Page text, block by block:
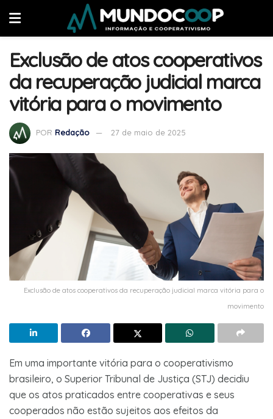
Exclusão de atos cooperativos
da recuperação judicial marca
vitória para o movimento
POR Redação 27 de maio de 2025
Exclusão de atos cooperativos da recuperação judicial marca vitória para o
movimento
Em uma importante vitória para o cooperativismo
brasileiro, o Superior Tribunal de Justiça (STJ) decidiu
que os atos praticados entre cooperativas e seus
cooperados não estão sujeitos aos efeitos da